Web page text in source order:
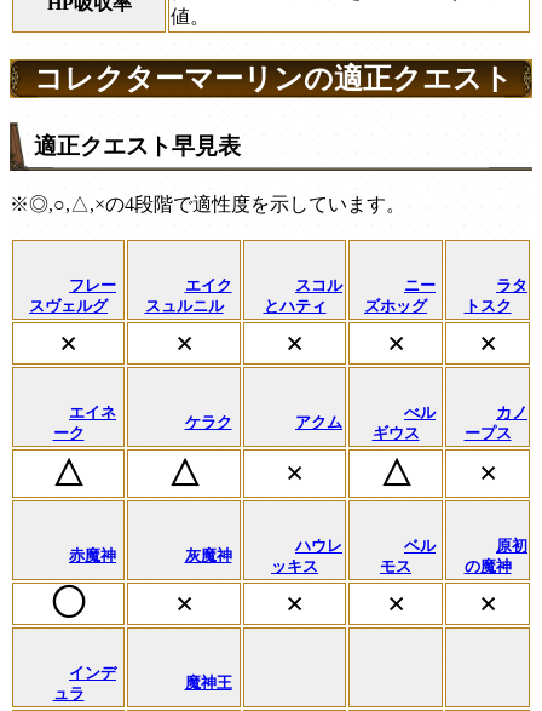
値。
コレクターマーリンの適正クエスト
適正クエスト早見表
※◎,○,△,×の4段階で適性度を示しています。
フレー
スヴェルグ
エイク
スュルニル
スコル
とハティ
ニー
ズホッグ
ラタ
トスク
× × × × ×
エイネ
ーク
ケラク アクム
べル
ギウス
カノ
ープス
△ △ × △ ×
赤魔神 灰魔神
ハウレ
ッキス
ベル
モス
原初
の魔神
◯ × × × ×
インデ
ュラ
魔神王